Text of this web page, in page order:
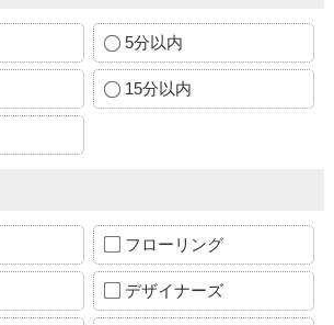
5分以内
15分以内
フローリング
デザイナーズ